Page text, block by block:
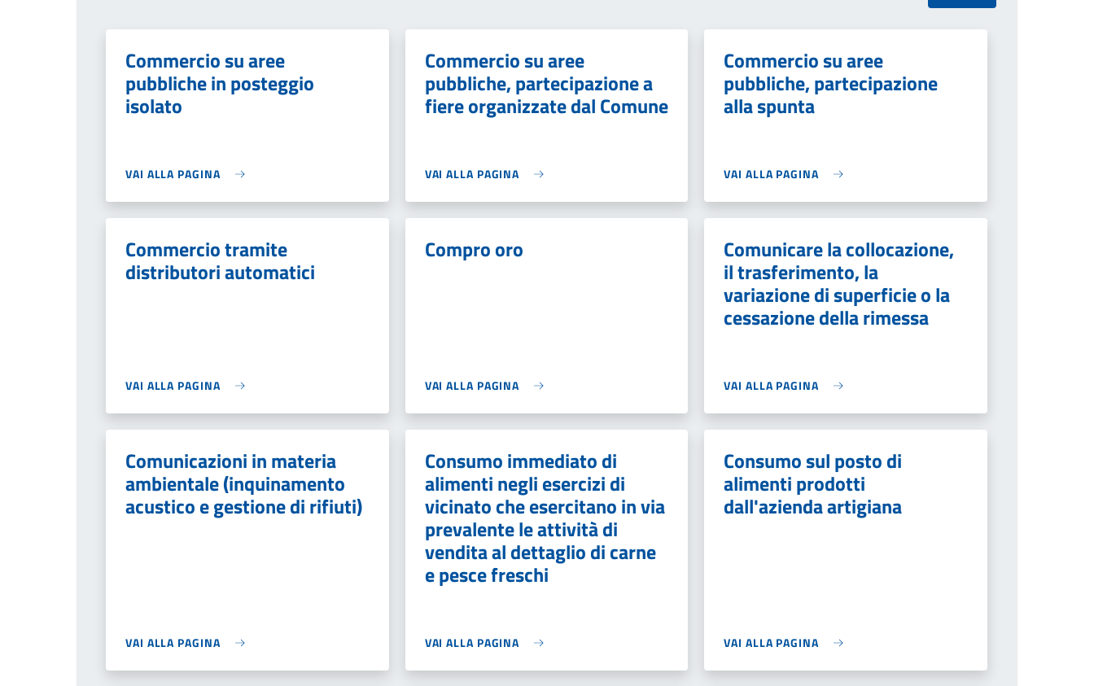
Commercio su aree
pubbliche in posteggio
isolato
VAI ALLA PAGINA
Commercio su aree
pubbliche, partecipazione a
fiere organizzate dal Comune
VAI ALLA PAGINA
Commercio su aree
pubbliche, partecipazione
alla spunta
VAI ALLA PAGINA
Commercio tramite
distributori automatici
VAI ALLA PAGINA
Compro oro
VAI ALLA PAGINA
Comunicare la collocazione,
il trasferimento, la
variazione di superficie o la
cessazione della rimessa
VAI ALLA PAGINA
Comunicazioni in materia
ambientale (inquinamento
acustico e gestione di rifiuti)
VAI ALLA PAGINA
Consumo immediato di
alimenti negli esercizi di
vicinato che esercitano in via
prevalente le attività di
vendita al dettaglio di carne
e pesce freschi
VAI ALLA PAGINA
Consumo sul posto di
alimenti prodotti
dall'azienda artigiana
VAI ALLA PAGINA